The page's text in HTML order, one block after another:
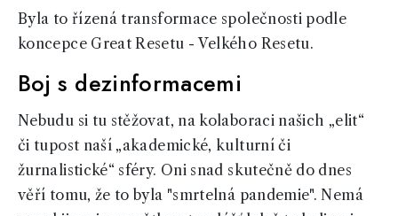
Byla to řízená transformace společnosti podle
koncepce Great Resetu - Velkého Resetu.
Boj s dezinformacemi
Nebudu si tu stěžovat, na kolaboraci našich „elit“
či tupost naší „akademické, kulturní či
žurnalistické“ sféry. Oni snad skutečně do dnes
věří tomu, že to byla "smrtelná pandemie". Nemá